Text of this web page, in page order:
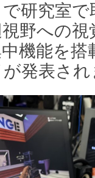
研究室で
野への視
機能を搭
発表され